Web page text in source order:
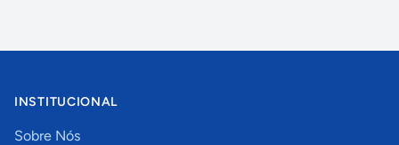
INSTITUCIONAL
Sobre Nós